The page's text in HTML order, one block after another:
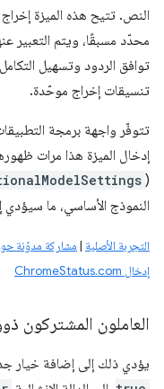
النص. تتيح هذه الميزة
توافق الردود وتسهيل
تنسيقات إخراج موحّدة.
إدخال الميزة هذا مرات
(
النموذج الأساسي، ما
التجربة الأصلية | مشاركة مدوّنة
إدخال ChromeStatus.com
العاملون المشتركون
يؤدي ذلك إلى إضافة خيار